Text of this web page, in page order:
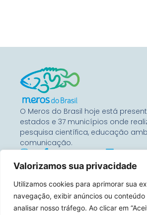
Valorizamos sua privacidade
Utilizamos cookies para aprimorar sua
navegação, exibir anúncios ou
analisar nosso tráfego. Ao clicar em
O Meros do Brasil hoje está
estados e 37 municípios onde
pesquisa científica, educação
comunicação.
Entre Em Contato
Rua Benjamin Constant, 67
Conj 1104 – 80060-020
Curitiba, Paraná, Brasil